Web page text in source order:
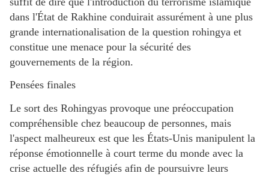
dans l'État de Rakhine conduirait assurément à une plus
grande internationalisation de la question rohingya et
constitue une menace pour la sécurité des
gouvernements de la région.
Pensées finales
Le sort des Rohingyas provoque une préoccupation
compréhensible chez beaucoup de personnes, mais
l'aspect malheureux est que les États-Unis manipulent la
réponse émotionnelle à court terme du monde avec la
crise actuelle des réfugiés afin de poursuivre leurs